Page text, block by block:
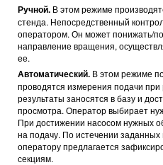
Ручной. В этом режиме
стенда. Непосредственный
оператором. Он может понижать/
направление вращения,
ее.
Автоматический. В этом режиме
проводятся измерения подачи при
результаты заносятся в базу и
просмотра. Оператор выбирает
При достижении насосом нужных
на подачу. По истечении заданных
оператору предлагается
секциям.